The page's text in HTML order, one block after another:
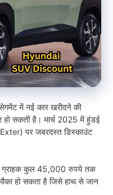
में नई कार खरीदने की
हो सकती है। मार्च 2025 में हुंडई
पर जबरदस्त डिस्काउंट
पर ग्राहक कुल 45,000 रुपये तक
हो सकता है जिसे हाथ से जान